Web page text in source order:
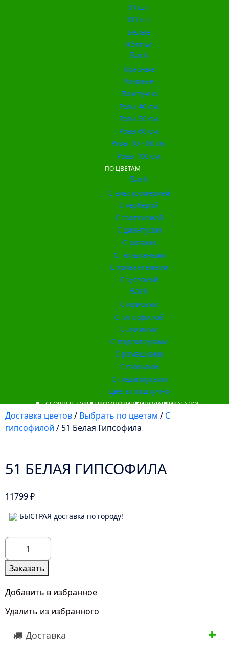
51 шт.
101 шт.
Белые
Жёлтые
Back
Красные
Розовые
Поштучно
Розы 40 см.
Розы 50 см.
Розы 60 см.
Розы 70 - 80 см.
Розы 100 см.
ПО ЦВЕТАМ
Back
С альстромерией
С герберой
С гортензией
С диантусом
С розами
С тюльпанами
С хризантемами
С эустомой
Back
С ирисами
С гипсофилой
С лилиями
С подсолнухами
С ромашками
С пионами
С гладиолусами
Цветы поштучно
СБОРНЫЕ БУКЕТЫКОМПОЗИЦИИПОДАРКИКАТАЛОГ
Доставка цветов/ Выбрать по цветам / С
гипсофилой / 51 Белая Гипсофила
51 БЕЛАЯ ГИПСОФИЛА
11799₽
БЫСТРАЯ доставка по городу!
Количество
товара
51
Белая
Гипсофила
Заказать
Добавить в избранное
Удалить из избранного
Доставка